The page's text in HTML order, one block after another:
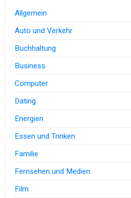
Allgemein
Auto und Verkehr
Buchhaltung
Business
Computer
Dating
Energien
Essen und Trinken
Familie
Fernsehen und Medien
Film